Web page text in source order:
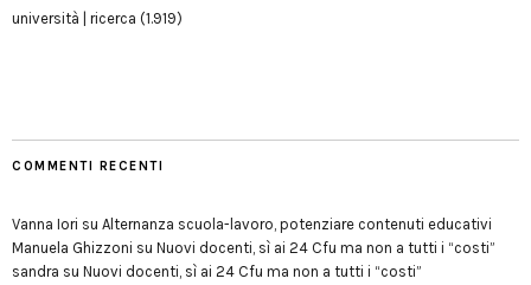
università | ricerca (1.919)
COMMENTI RECENTI
Vanna Iori su Alternanza scuola-lavoro, potenziare contenuti educativi
Manuela Ghizzoni su Nuovi docenti, sì ai 24 Cfu ma non a tutti i “costi”
sandra su Nuovi docenti, sì ai 24 Cfu ma non a tutti i “costi”